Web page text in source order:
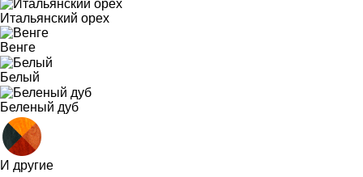
Итальянский орех
Венге
Белый
Беленый дуб
И другие